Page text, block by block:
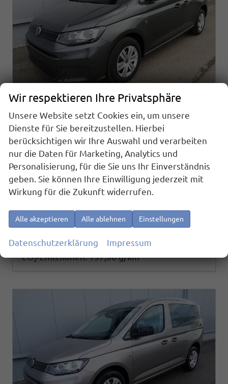
Volkswagen Caddy
Basis 1.5TSI ACC Kam GV5 App
Getriebe
Schaltgetriebe
Kraftstoff Benzin AußenfarbeIndiumgrau Metallic
Leistung85 kW (116 PS) Kilometerstand10 km
01.06.2026
29.090,– €
incl. 19% MwSt.
Details
CO -Klasse: F
CO2-Emissionen:157,00 g/km
Wir respektieren Ihre Privatsphäre
Unsere Website setzt Cookies ein, um unsere
Dienste für Sie bereitzustellen. Hierbei
berücksichtigen wir Ihre Auswahl und verarbeiten
nur die Daten für Marketing, Analytics und
Personalisierung, für die Sie uns Ihr Einverständnis
geben. Sie können Ihre Einwilligung jederzeit mit
Wirkung für die Zukunft widerrufen.
Alle akzeptieren Alle ablehnen Einstellungen
Datenschutzerklärung Impressum